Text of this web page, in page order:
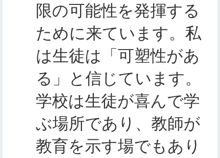
限の可能性を発揮する
ために来ています。私
は生徒は「可塑性があ
る」と信じています。
学校は生徒が喜んで学
ぶ場所であり、教師が
教育を示す場でもあり